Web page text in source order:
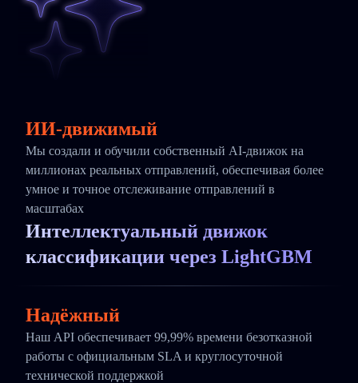
ИИ-движимый
Мы создали и обучили собственный AI-движок на
миллионах реальных отправлений, обеспечивая более
умное и точное отслеживание отправлений в
масштабах
Интеллектуальный движок
классификации через LightGBM
Надёжный
Наш API обеспечивает 99,99% времени безотказной
работы с официальным SLA и круглосуточной
технической поддержкой